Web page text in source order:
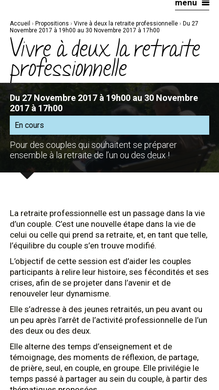
navigation
menu
Accueil › Propositions › Vivre à deux la retraite professionnelle › Du 27
Novembre 2017 à 19h00 au 30 Novembre 2017 à 17h00
Vivre à deux la retraite
professionnelle
Du 27 Novembre 2017 à 19h00 au 30 Novembre
2017 à 17h00
En cours
Pour des couples qui souhaitent se préparer
ensemble à la retraite de l’un ou des deux !
La retraite professionnelle est un passage dans la vie
d’un couple. C’est une nouvelle étape dans la vie de
celui ou celle qui prend sa retraite, et, en tant que telle,
l’équilibre du couple s’en trouve modifié.
L’objectif de cette session est d’aider les couples
participants à relire leur histoire, ses fécondités et ses
crises, afin de se projeter dans l’avenir et de
renouveler leur dynamisme.
Elle s’adresse à des jeunes retraités, un peu avant ou
un peu après l’arrêt de l’activité professionnelle de l’un
des deux ou des deux.
Elle alterne des temps d’enseignement et de
témoignage, des moments de réflexion, de partage,
de prière, seul, en couple, en groupe. Elle privilégie le
temps passé à partager au sein du couple, à partir des